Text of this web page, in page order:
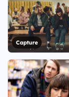
Capture